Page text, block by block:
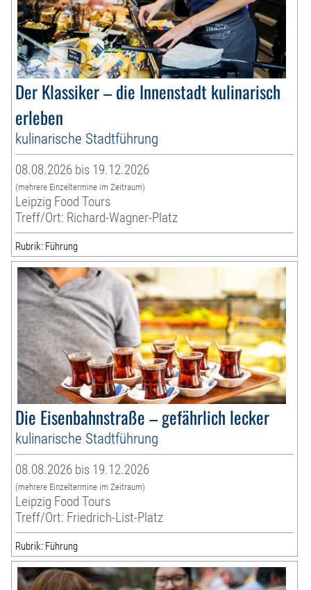
Der Klassiker – die Innenstadt kulinarisch
erleben
kulinarische Stadtführung
08.08.2026 bis 19.12.2026
(mehrere Einzeltermine im Zeitraum)
Leipzig Food Tours
Treff/Ort: Richard-Wagner-Platz
Rubrik: Führung
Die Eisenbahnstraße – gefährlich lecker
kulinarische Stadtführung
08.08.2026 bis 19.12.2026
(mehrere Einzeltermine im Zeitraum)
Leipzig Food Tours
Treff/Ort: Friedrich-List-Platz
Rubrik: Führung